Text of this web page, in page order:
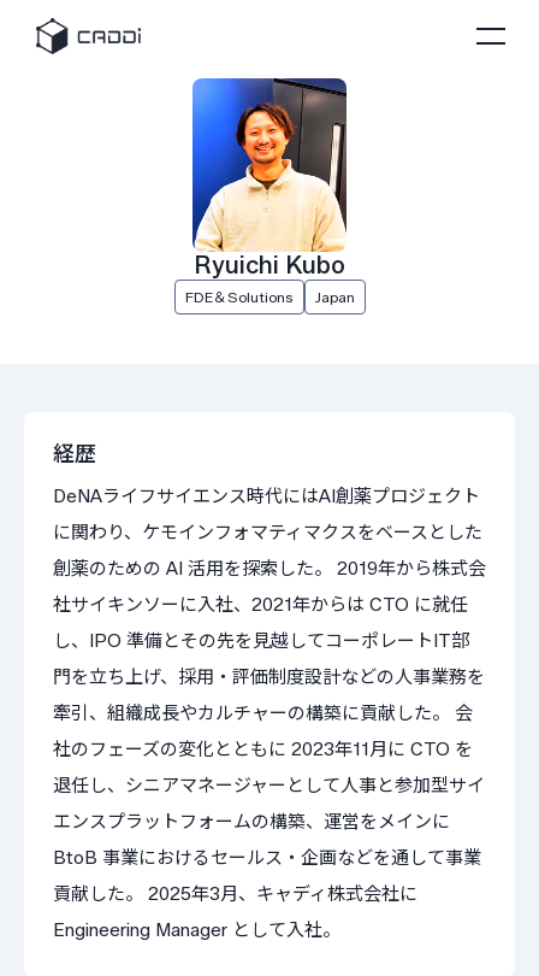
Ryuichi Kubo
FDE＆Solutions Japan
経歴
DeNAライフサイエンス時代にはAI創薬プロジェクト
に関わり、ケモインフォマティマクスをベースとした
創薬のための AI 活用を探索した。 2019年から株式会
社サイキンソーに入社、2021年からは CTO に就任
し、IPO 準備とその先を見越してコーポレートIT部
門を立ち上げ、採用・評価制度設計などの人事業務を
牽引、組織成長やカルチャーの構築に貢献した。 会
社のフェーズの変化とともに 2023年11月に CTO を
退任し、シニアマネージャーとして人事と参加型サイ
エンスプラットフォームの構築、運営をメインに
BtoB 事業におけるセールス・企画などを通して事業
貢献した。 2025年3月、キャディ株式会社に
Engineering Manager として入社。